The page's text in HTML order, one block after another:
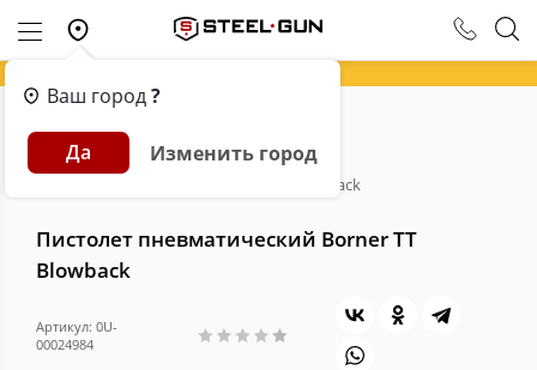
Ваш город?
Да Изменить город
Главная Каталог
Пневматические пистолеты
Пистолет пневматический Borner TT Blowback
Пистолет пневматический Borner TT
Blowback
Артикул: 0U-
00024984